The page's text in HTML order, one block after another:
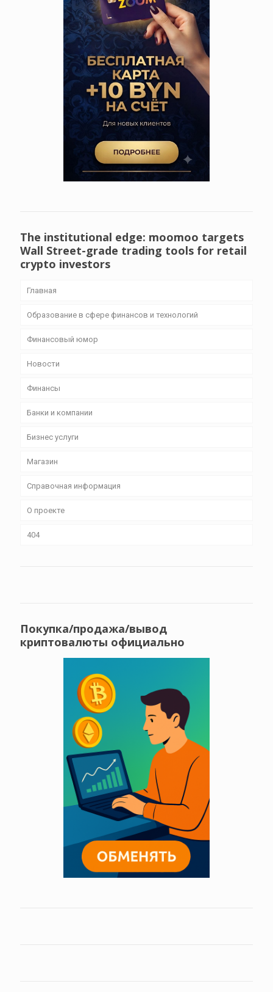
The institutional edge: moomoo targets
Wall Street-grade trading tools for retail
crypto investors
Главная
Образование в сфере финансов и технологий
Финансовый юмор
Новости
Финансы
Банки и компании
Бизнес уcлуги
Магазин
Справочная информация
О проекте
404
Покупка/продажа/вывод
криптовалюты официально